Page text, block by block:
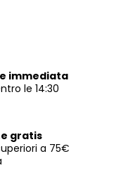
immediata
le 14:30
gratis
a 75€